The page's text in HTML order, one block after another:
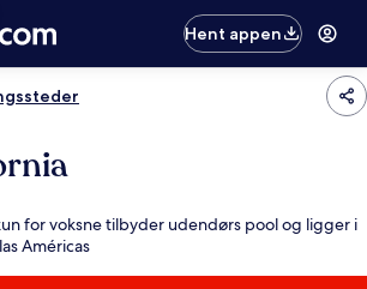
Hent appen
for voksne tilbyder udendørs pool og ligger i
Américas